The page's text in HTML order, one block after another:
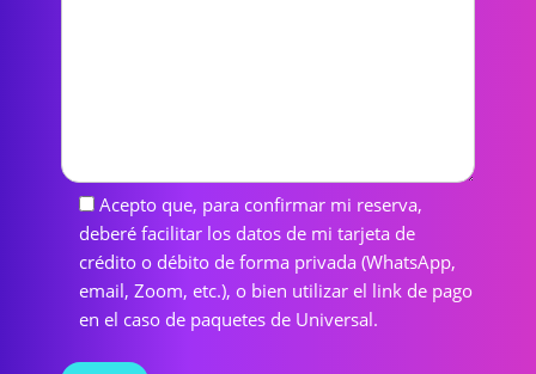
Acepto que, para confirmar mi reserva,
deberé facilitar los datos de mi tarjeta de
crédito o débito de forma privada (WhatsApp,
email, Zoom, etc.), o bien utilizar el link de pago
en el caso de paquetes de Universal.